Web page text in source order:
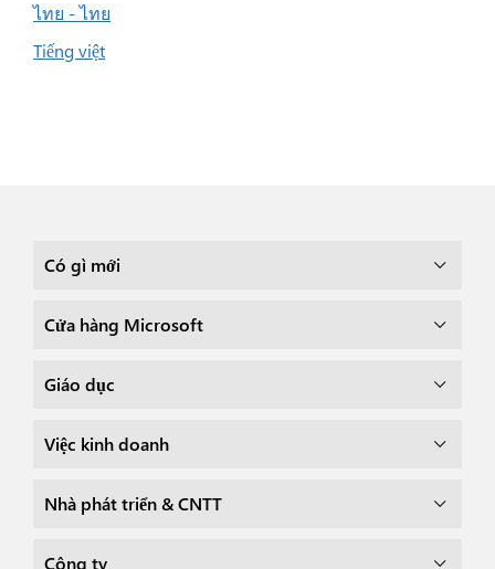
ไทย - ไทย
Tiếng việt
Có gì mới
Cửa hàng Microsoft
Giáo dục
Việc kinh doanh
Nhà phát triển & CNTT
Công ty